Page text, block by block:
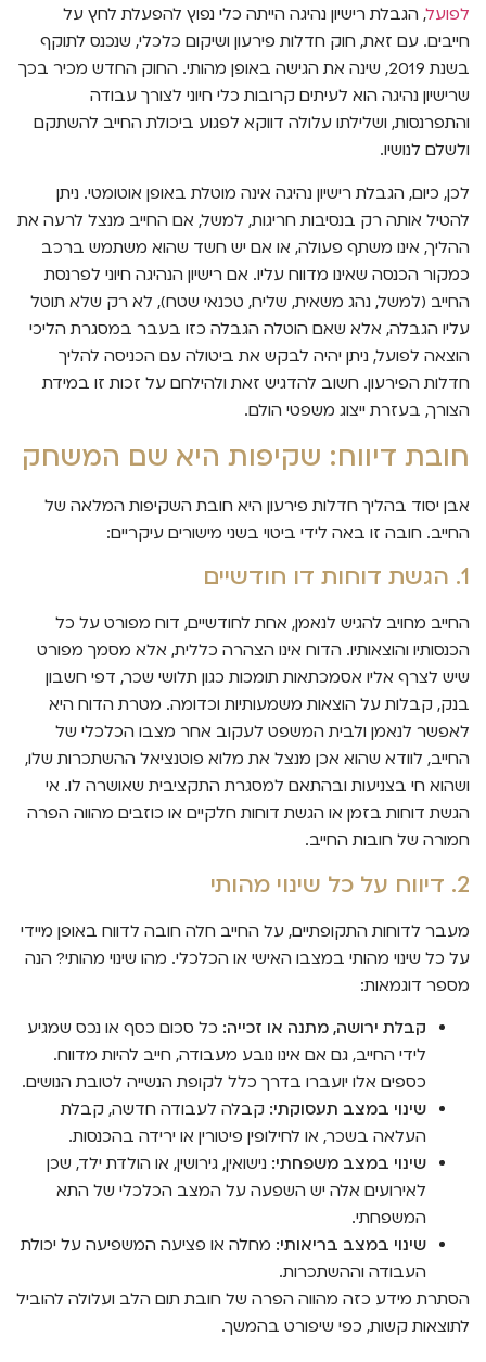
לפועל, הגבלת רישיון נהיגה הייתה כלי נפוץ להפעלת לחץ על
חייבים. עם זאת, חוק חדלות פירעון ושיקום כלכלי, שנכנס לתוקף
בשנת 2019, שינה את הגישה באופן מהותי. החוק החדש מכיר בכך
שרישיון נהיגה הוא לעיתים קרובות כלי חיוני לצורך עבודה
והתפרנסות, ושלילתו עלולה דווקא לפגוע ביכולת החייב להשתקם
ולשלם לנושיו.
לכן, כיום, הגבלת רישיון נהיגה אינה מוטלת באופן אוטומטי. ניתן
להטיל אותה רק בנסיבות חריגות, למשל, אם החייב מנצל לרעה את
ההליך, אינו משתף פעולה, או אם יש חשד שהוא משתמש ברכב
כמקור הכנסה שאינו מדווח עליו. אם רישיון הנהיגה חיוני לפרנסת
החייב (למשל, נהג משאית, שליח, טכנאי שטח), לא רק שלא תוטל
עליו הגבלה, אלא שאם הוטלה הגבלה כזו בעבר במסגרת הליכי
הוצאה לפועל, ניתן יהיה לבקש את ביטולה עם הכניסה להליך
חדלות הפירעון. חשוב להדגיש זאת ולהילחם על זכות זו במידת
הצורך, בעזרת ייצוג משפטי הולם.
חובת דיווח: שקיפות היא שם המשחק
אבן יסוד בהליך חדלות פירעון היא חובת השקיפות המלאה של
החייב. חובה זו באה לידי ביטוי בשני מישורים עיקריים:
1. הגשת דוחות דו חודשיים
החייב מחויב להגיש לנאמן, אחת לחודשיים, דוח מפורט על כל
הכנסותיו והוצאותיו. הדוח אינו הצהרה כללית, אלא מסמך מפורט
שיש לצרף אליו אסמכתאות תומכות כגון תלושי שכר, דפי חשבון
בנק, קבלות על הוצאות משמעותיות וכדומה. מטרת הדוח היא
לאפשר לנאמן ולבית המשפט לעקוב אחר מצבו הכלכלי של
החייב, לוודא שהוא אכן מנצל את מלוא פוטנציאל ההשתכרות שלו,
ושהוא חי בצניעות ובהתאם למסגרת התקציבית שאושרה לו. אי
הגשת דוחות בזמן או הגשת דוחות חלקיים או כוזבים מהווה הפרה
חמורה של חובות החייב.
2. דיווח על כל שינוי מהותי
מעבר לדוחות התקופתיים, על החייב חלה חובה לדווח באופן מיידי
על כל שינוי מהותי במצבו האישי או הכלכלי. מהו שינוי מהותי? הנה
מספר דוגמאות:
קבלת ירושה, מתנה או זכייה: כל סכום כסף או נכס שמגיע
לידי החייב, גם אם אינו נובע מעבודה, חייב להיות מדווח.
כספים אלו יועברו בדרך כלל לקופת הנשייה לטובת הנושים.
שינוי במצב תעסוקתי: קבלה לעבודה חדשה, קבלת
העלאה בשכר, או לחילופין פיטורין או ירידה בהכנסות.
שינוי במצב משפחתי: נישואין, גירושין, או הולדת ילד, שכן
לאירועים אלה יש השפעה על המצב הכלכלי של התא
המשפחתי.
שינוי במצב בריאותי: מחלה או פציעה המשפיעה על יכולת
העבודה וההשתכרות.
הסתרת מידע כזה מהווה הפרה של חובת תום הלב ועלולה להוביל
לתוצאות קשות, כפי שיפורט בהמשך.